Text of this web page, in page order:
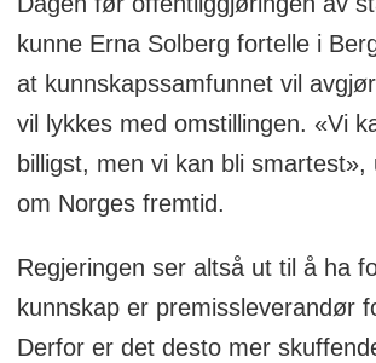
kunne Erna Solberg fortelle i
at kunnskapssamfunnet vil
vil lykkes med omstillingen. «Vi
billigst, men vi kan bli smartest»,
om Norges fremtid.
Regjeringen ser altså ut til å ha
kunnskap er premissleverandør
Derfor er det desto mer